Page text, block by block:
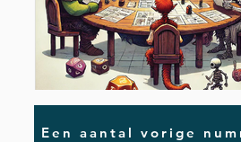
Een aantal vorige